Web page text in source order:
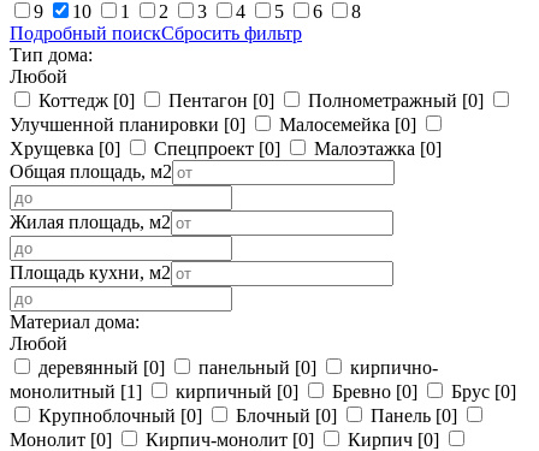
9
10 1 2 3 4 5 6
8
Подробный поискСбросить фильтр
Тип дома:
Любой
Коттедж [0] Пентагон [0] Полнометражный [0]
Улучшенной планировки [0] Малосемейка [0]
Хрущевка [0] Спецпроект [0] Малоэтажка [0]
Общая площадь, м2
Жилая площадь, м2
Площадь кухни, м2
Материал дома:
Любой
деревянный [0] панельный [0]
кирпично-
монолитный [1] кирпичный [0] Бревно [0] Брус [0]
Крупноблочный [0] Блочный [0] Панель [0]
Монолит [0] Кирпич-монолит [0] Кирпич [0]